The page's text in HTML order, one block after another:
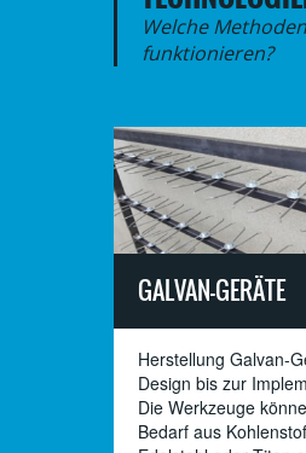
Welche Methoden
funktionieren?
GALVAN-GERÄTE
Herstellung Galvan-
Design bis zur
Die Werkzeuge
Bedarf aus